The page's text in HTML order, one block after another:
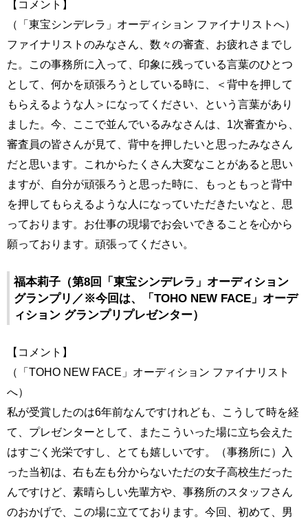
【コメント】
（「東宝シンデレラ」オーディション ファイナリストへ）
ファイナリストのみなさん、数々の審査、お疲れさまでし
た。この事務所に入って、印象に残っている言葉のひとつ
として、何かを頑張ろうとしている時に、＜背中を押して
もらえるような人＞になってください、という言葉があり
ました。今、ここで並んでいるみなさんは、1次審査から、
審査員の皆さんが見て、背中を押したいと思ったみなさん
だと思います。これからたくさん大変なことがあると思い
ますが、自分が頑張ろうと思った時に、もっともっと背中
を押してもらえるような人になっていただきたいなと、思
っております。お仕事の現場でお会いできることを心から
願っております。頑張ってください。
福本莉子（第8回「東宝シンデレラ」オーディション
グランプリ／※今回は、「TOHO NEW FACE」オーデ
ィション グランプリプレゼンター）
【コメント】
（「TOHO NEW FACE」オーディション ファイナリスト
へ）
私が受賞したのは6年前なんですけれども、こうして時を経
て、プレゼンターとして、またこういった場に立ち会えた
はすごく光栄ですし、とても嬉しいです。（事務所に）入
った当初は、右も左も分からないただの女子高校生だった
んですけど、素晴らしい先輩方や、事務所のスタッフさん
のおかげで、この場に立てております。今回、初めて、男